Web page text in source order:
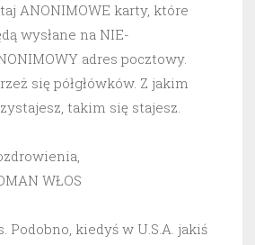
ANONIMOWE karty, które
wysłane na NIE-
adres pocztowy.
się półgłówków. Z jakim
takim się stajesz.
WŁOS
Podobno, kiedyś w U.S.A. jakiś